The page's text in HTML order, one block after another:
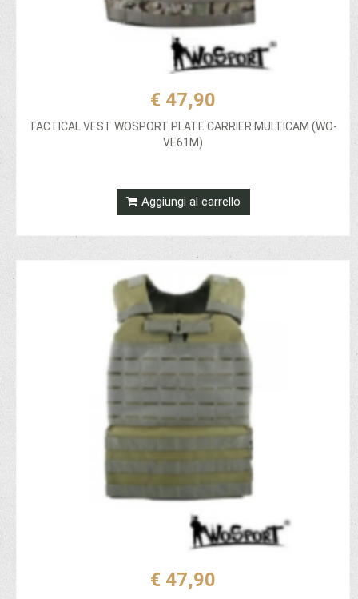
€ 47,90
TACTICAL VEST WOSPORT PLATE CARRIER MULTICAM (WO-
VE61M)
Aggiungi al carrello
€ 47,90